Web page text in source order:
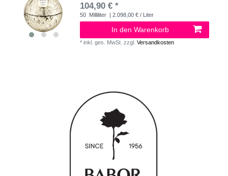
104,90 € *
50 Milliliter | 2.098,00 € / Liter
In den Warenkorb
*inkl. ges. MwSt. zzgl.Versandkosten